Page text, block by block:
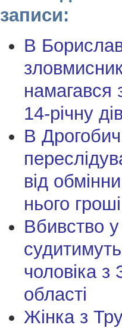
записи:
В
намагався
14-річну
В
від
нього гроші
Вбивство
чоловіка з
області
Жінка з